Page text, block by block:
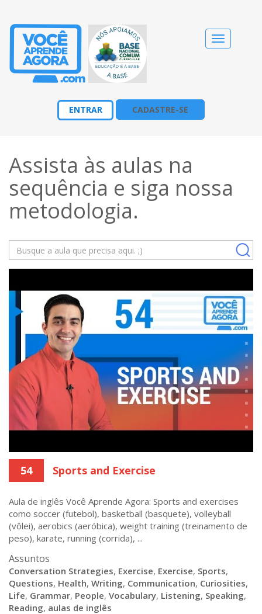
Alternar
navegação
ENTRAR CADASTRE-SE
Assista às aulas na
sequência e siga nossa
metodologia.
54 Sports and Exercise
Aula de inglês Você Aprende Agora: Sports and exercises
como soccer (futebol), basketball (basquete), volleyball
(vôlei), aerobics (aeróbica), weight training (treinamento de
peso), karate, running (corrida), ...
Assuntos
Conversation Strategies, Exercise, Exercise, Sports,
Questions, Health, Writing, Communication, Curiosities,
Life, Grammar, People, Vocabulary, Listening, Speaking,
Reading, aulas de inglês